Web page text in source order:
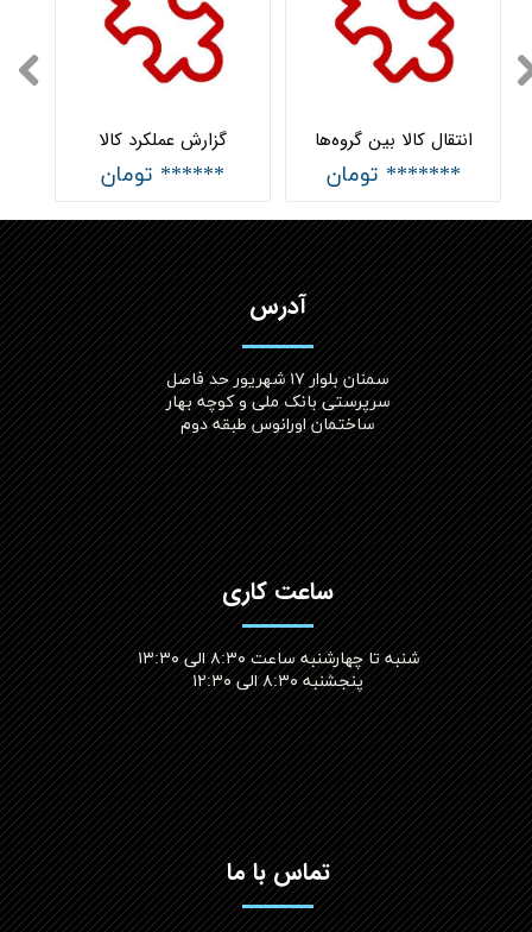
گزارش عملکرد کالا
****** تومان
انتقال کالا بین گروه‌ها
******* تومان
آدرس
سمنان بلوار ۱۷ شهریور حد فاصل
سرپرستی بانک ملی و کوچه بهار
ساختمان اورانوس طبقه دوم
ساعت کاری
شنبه تا چهارشنبه ساعت ۸:۳۰ الی ۱۳:۳۰
پنجشنبه ۸:۳۰ الی ۱۲:۳۰​​​​​​​
تماس با ما